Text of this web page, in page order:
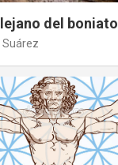
del boniato
Suárez